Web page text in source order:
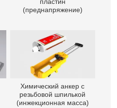
пластин
(преднапряжение)
Химический анкер с
резьбовой шпилькой
(инжекционная масса)